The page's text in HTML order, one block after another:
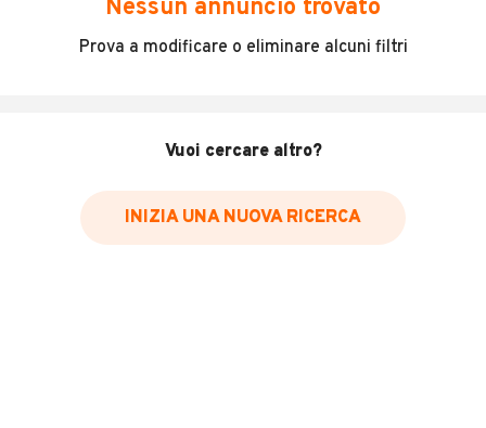
Incidenti in cui è stato coinvolto il veicolo
Data e luogo delle revisioni effettuate
Inserisci il numero di targa per verificare la disponibilità
Nessun annuncio trovato
Prova a modificare o eliminare alcuni filtri
Vuoi cercare altro?
INIZIA UNA NUOVA RICERCA